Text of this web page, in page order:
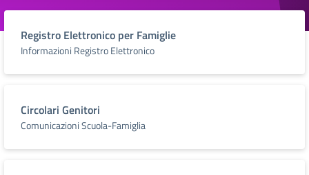
Registro Elettronico per Famiglie
Informazioni Registro Elettronico
Circolari Genitori
Comunicazioni Scuola-Famiglia